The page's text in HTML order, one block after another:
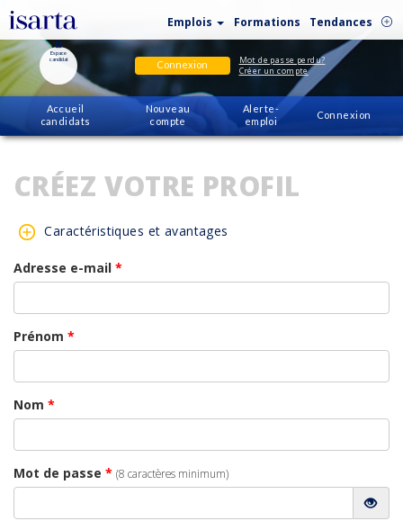
Emplois Formations Tendances
Espace
candidat
Connexion
Mot de passe perdu?
Créer un compte
Accueil
candidats
Nouveau
compte
Alerte-
emploi
Connexion
CRÉEZ VOTRE PROFIL
Caractéristiques et avantages
Adresse e-mail *
Prénom *
Nom *
Mot de passe * (8 caractères minimum)